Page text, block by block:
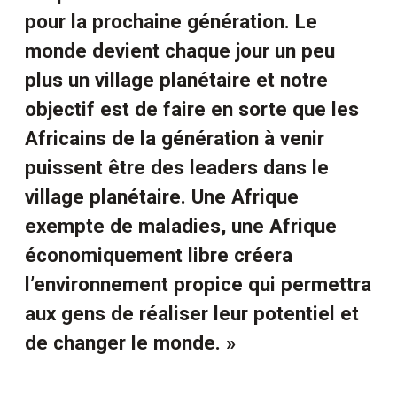
pour la prochaine génération. Le
monde devient chaque jour un peu
plus un village planétaire et notre
objectif est de faire en sorte que les
Africains de la génération à venir
puissent être des leaders dans le
village planétaire. Une Afrique
exempte de maladies, une Afrique
économiquement libre créera
l’environnement propice qui permettra
aux gens de réaliser leur potentiel et
de changer le monde. »